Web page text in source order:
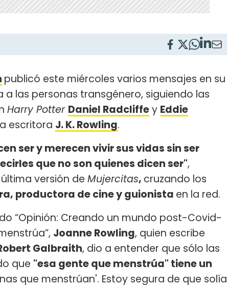
publicó este miércoles varios mensajes en su
las personas transgénero, siguiendo las
Harry Potter Daniel Radcliffey Eddie
escritora J. K. Rowling.
ser y merecen vivir sus vidas sin ser
que no son quienes dicen ser",
versión de Mujercitas, cruzando los
productora de cine y guionista en la red.
“Opinión: Creando un mundo post-Covid-
Joanne Rowling​, quien escribe
Galbraith, dio a entender que sólo las
que "esa gente que menstrúa" tiene un
que menstrúan'. Estoy segura de que solía